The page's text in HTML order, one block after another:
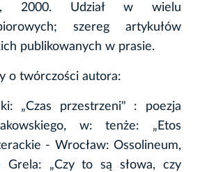
2000. Udział w wielu
szereg artykułów
publikowanych w prasie.
o twórczości autora:
„Czas przestrzeni" : poezja
w: tenże: „Etos
- Wrocław: Ossolineum,
Grela: „Czy to są słowa, czy